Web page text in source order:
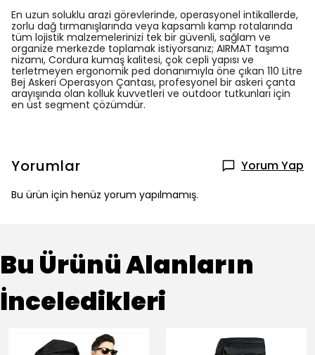
En uzun soluklu arazi görevlerinde, operasyonel intikallerde,
zorlu dağ tırmanışlarında veya kapsamlı kamp rotalarında
tüm lojistik malzemelerinizi tek bir güvenli, sağlam ve
organize merkezde toplamak istiyorsanız; AIRMAT taşıma
nizamı, Cordura kumaş kalitesi, çok cepli yapısı ve
terletmeyen ergonomik ped donanımıyla öne çıkan 110 Litre
Bej Askeri Operasyon Çantası, profesyonel bir askeri çanta
arayışında olan kolluk kuvvetleri ve outdoor tutkunları için
en üst segment çözümdür.
Yorumlar Yorum Yap
Bu ürün için henüz yorum yapılmamış.
Bu Ürünü Alanların
İnceledikleri